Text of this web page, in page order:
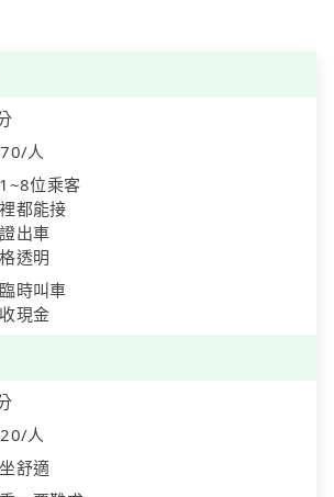
人
位乘客
都能接
出車
透明
時叫車
現金
人
舒適